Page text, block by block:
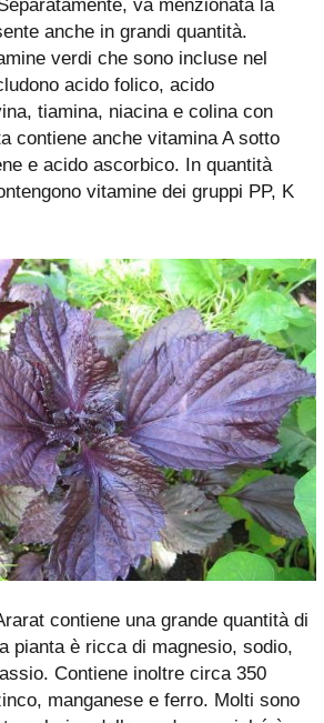
va menzionata la
anche in grandi quantità.
verdi che sono incluse nel
acido folico, acido
tiamina, niacina e colina con
contiene anche vitamina A sotto
e acido ascorbico. In quantità
vitamine dei gruppi PP, K
contiene una grande quantità di
pianta è ricca di magnesio, sodio,
Contiene inoltre circa 350
manganese e ferro. Molti sono